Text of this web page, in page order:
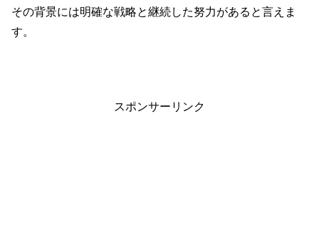
その背景には明確な戦略と継続した努力があると言えま
す。
スポンサーリンク